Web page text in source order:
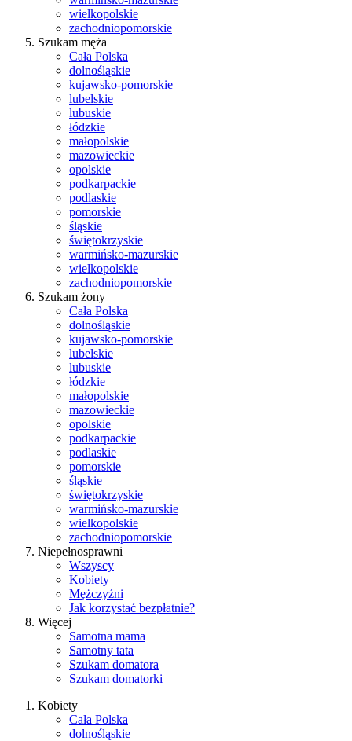
wielkopolskie
zachodniopomorskie
Szukam męża
Cała Polska
dolnośląskie
kujawsko-pomorskie
lubelskie
lubuskie
łódzkie
małopolskie
mazowieckie
opolskie
podkarpackie
podlaskie
pomorskie
śląskie
świętokrzyskie
warmińsko-mazurskie
wielkopolskie
zachodniopomorskie
Szukam żony
Cała Polska
dolnośląskie
kujawsko-pomorskie
lubelskie
lubuskie
łódzkie
małopolskie
mazowieckie
opolskie
podkarpackie
podlaskie
pomorskie
śląskie
świętokrzyskie
warmińsko-mazurskie
wielkopolskie
zachodniopomorskie
Niepełnosprawni
Wszyscy
Kobiety
Mężczyźni
Jak korzystać bezpłatnie?
Więcej
Samotna mama
Samotny tata
Szukam domatora
Szukam domatorki
Kobiety
Cała Polska
dolnośląskie